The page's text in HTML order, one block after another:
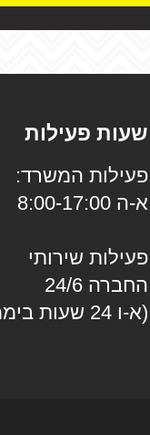
שעות פעילות
פעילות המשרד:
א-ה 8:00-17:00
פעילות שירותי
החברה 24/6
(א-ו 24 שעות ביממה)